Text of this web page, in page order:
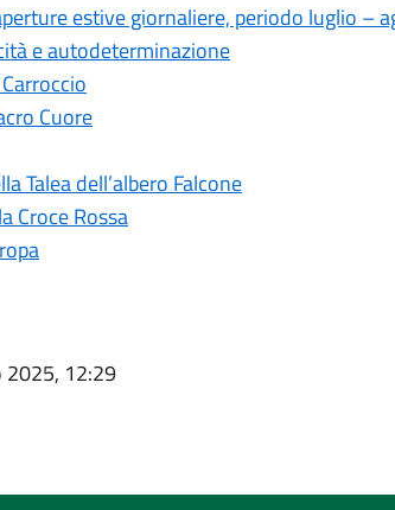
estive giornaliere, periodo luglio –
e autodeterminazione
Cuore
Talea dell’albero Falcone
Croce Rossa
2025, 12:29